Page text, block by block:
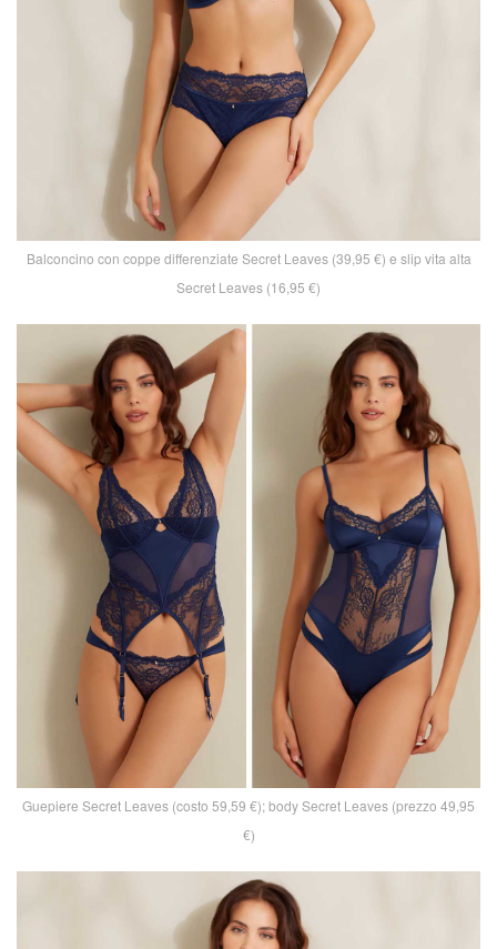
Balconcino con coppe differenziate Secret Leaves (39,95 €) e slip vita alta
Secret Leaves (16,95 €)
Guepiere Secret Leaves (costo 59,59 €); body Secret Leaves (prezzo 49,95
€)